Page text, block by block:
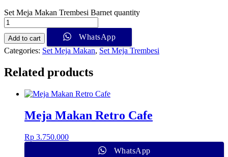
Set Meja Makan Trembesi Barnet quantity
Add to cart
WhatsApp
Categories: Set Meja Makan, Set Meja Trembesi
Related products
Meja Makan Retro Cafe
Rp 3.750.000
WhatsApp